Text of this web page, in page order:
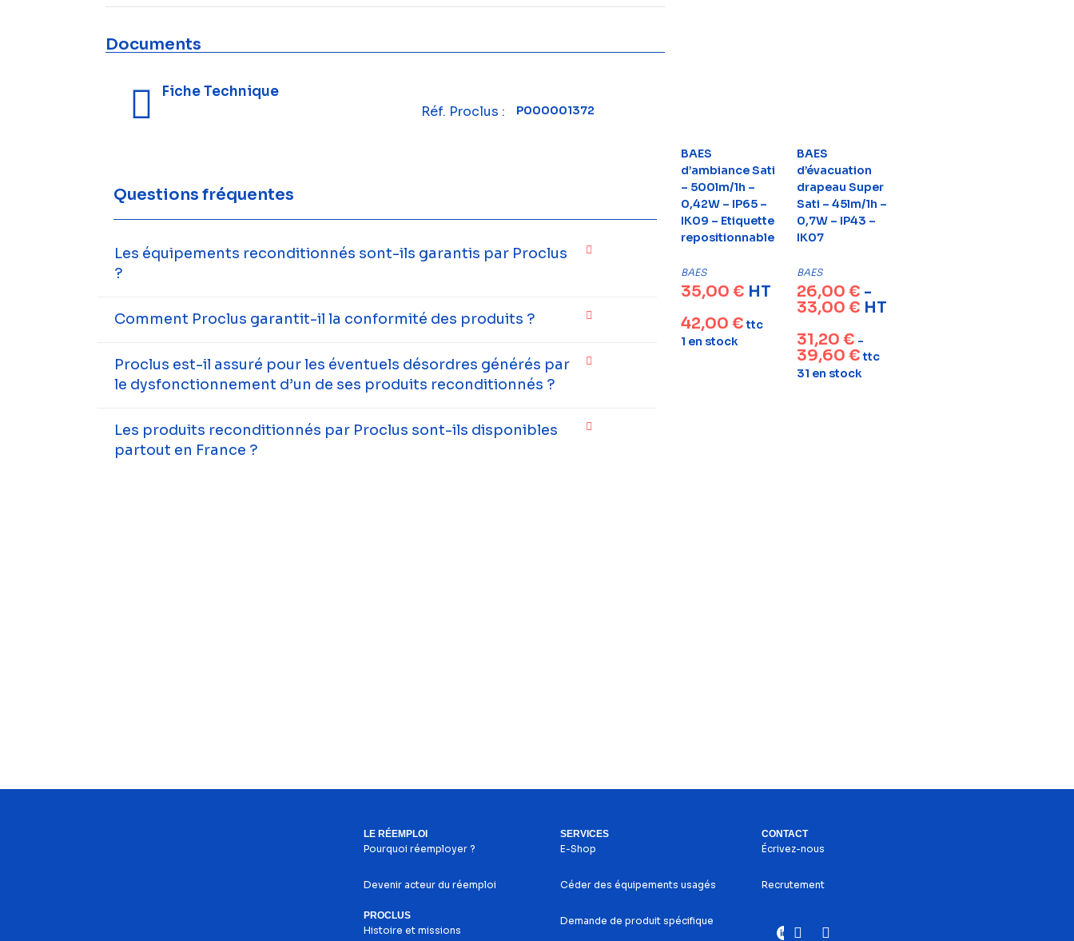
Documents
Fiche Technique
Réf. Proclus :
P000001372
Questions fréquentes
Les équipements reconditionnés sont-ils garantis par Proclus
?
Comment Proclus garantit-il la conformité des produits ?
Proclus est-il assuré pour les éventuels désordres générés par
le dysfonctionnement d’un de ses produits reconditionnés ?
Les produits reconditionnés par Proclus sont-ils disponibles
partout en France ?
BAES
d’ambiance Sati
– 500lm/1h –
0,42W – IP65 –
IK09 – Etiquette
repositionnable
BAES
35,00 € HT
42,00 €ttc
1 en stock
BAES
d’évacuation
drapeau Super
Sati – 45lm/1h –
0,7W – IP43 –
IK07
BAES
26,00 € -
33,00 € HT
31,20 € -
39,60 €ttc
31 en stock
LE RÉEMPLOI
Pourquoi réemployer ?
Devenir acteur du réemploi
PROCLUS
Histoire et missions
SERVICES
E-Shop
Céder des équipements usagés
Demande de produit spécifique
CONTACT
Écrivez-nous
Recrutement